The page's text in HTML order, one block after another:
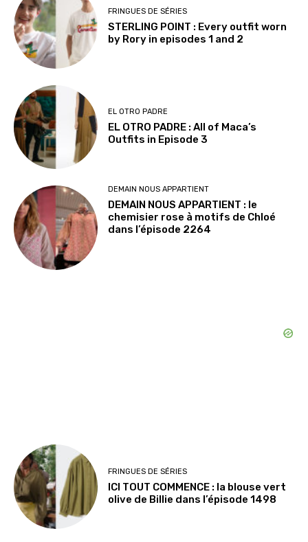
FRINGUES DE SÉRIES
STERLING POINT : Every outfit worn
by Rory in episodes 1 and 2
EL OTRO PADRE
EL OTRO PADRE : All of Maca’s
Outfits in Episode 3
DEMAIN NOUS APPARTIENT
DEMAIN NOUS APPARTIENT : le
chemisier rose à motifs de Chloé
dans l’épisode 2264
FRINGUES DE SÉRIES
ICI TOUT COMMENCE : la blouse vert
olive de Billie dans l’épisode 1498